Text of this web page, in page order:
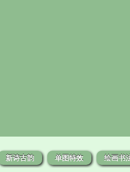
新诗古韵 单图特效 绘画书